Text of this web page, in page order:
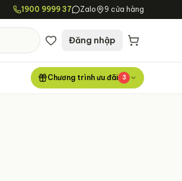
1900 9999 37 Zalo 9 cửa hàng
Đăng nhập
Chương trình ưu đãi 3